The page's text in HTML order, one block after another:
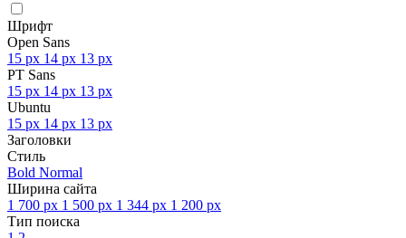
Шрифт
Open Sans
15 px 14 px 13 px
PT Sans
15 px 14 px 13 px
Ubuntu
15 px 14 px 13 px
Заголовки
Стиль
Bold Normal
Ширина сайта
1 700 px 1 500 px 1 344 px 1 200 px
Тип поиска